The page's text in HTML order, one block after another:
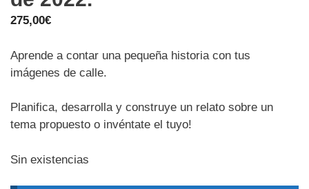
275,00€
Aprende a contar una pequeña historia con tus
imágenes de calle.
Planifica, desarrolla y construye un relato sobre un
tema propuesto o invéntate el tuyo!
Sin existencias